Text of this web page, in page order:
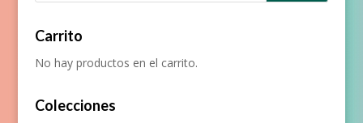
Carrito
No hay productos en el carrito.
Colecciones